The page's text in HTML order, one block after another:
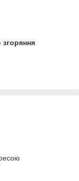
згоряння